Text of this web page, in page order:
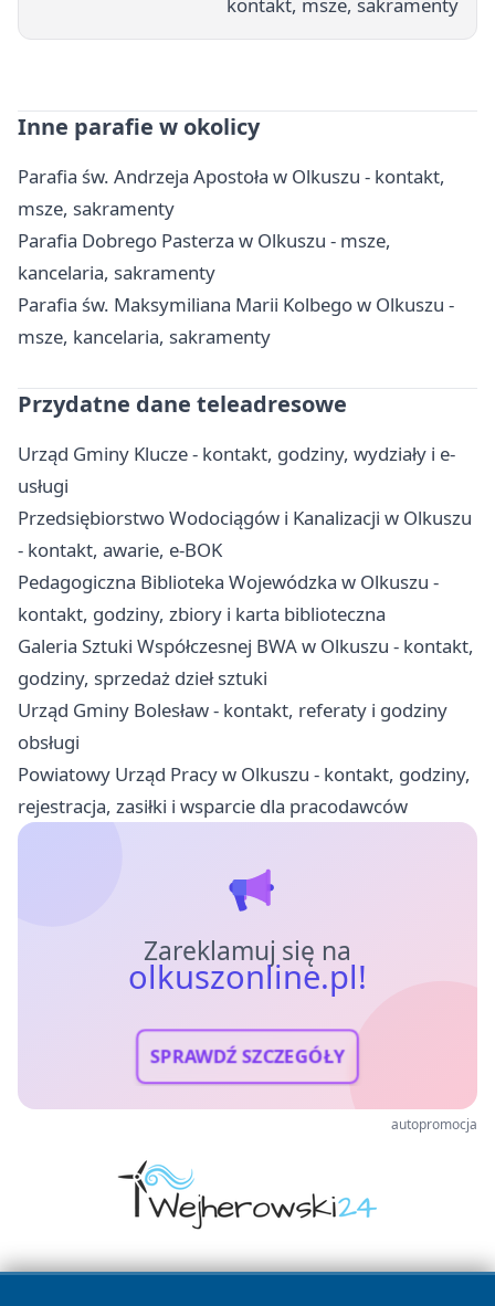
kontakt, msze, sakramenty
Inne parafie w okolicy
Parafia św. Andrzeja Apostoła w Olkuszu - kontakt,
msze, sakramenty
Parafia Dobrego Pasterza w Olkuszu - msze,
kancelaria, sakramenty
Parafia św. Maksymiliana Marii Kolbego w Olkuszu -
msze, kancelaria, sakramenty
Przydatne dane teleadresowe
Urząd Gminy Klucze - kontakt, godziny, wydziały i e-
usługi
Przedsiębiorstwo Wodociągów i Kanalizacji w Olkuszu
- kontakt, awarie, e-BOK
Pedagogiczna Biblioteka Wojewódzka w Olkuszu -
kontakt, godziny, zbiory i karta biblioteczna
Galeria Sztuki Współczesnej BWA w Olkuszu - kontakt,
godziny, sprzedaż dzieł sztuki
Urząd Gminy Bolesław - kontakt, referaty i godziny
obsługi
Powiatowy Urząd Pracy w Olkuszu - kontakt, godziny,
rejestracja, zasiłki i wsparcie dla pracodawców
Zareklamuj się na
olkuszonline.pl!
SPRAWDŹ SZCZEGÓŁY
autopromocja